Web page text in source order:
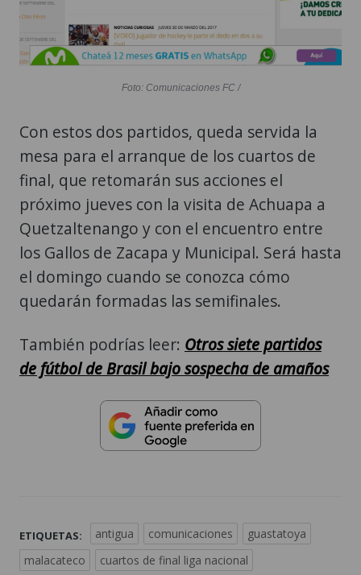
Foto: Comunicaciones FC /
Con estos dos partidos, queda servida la
mesa para el arranque de los cuartos de
final, que retomarán sus acciones el
próximo jueves con la visita de Achuapa a
Quetzaltenango y con el encuentro entre
los Gallos de Zacapa y Municipal. Será hasta
el domingo cuando se conozca cómo
quedarán formadas las semifinales.
También podrías leer: Otros siete partidos
de fútbol de Brasil bajo sospecha de amaños
ETIQUETAS: antigua comunicaciones
guastatoya
malacateco
cuartos de final liga nacional